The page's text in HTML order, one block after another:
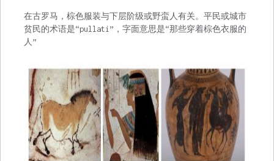
在古罗马，棕色服装与下层阶级或野蛮人有关。平民或城市
贫民的术语是“pullati”，字面意思是“那些穿着棕色衣服的
人”